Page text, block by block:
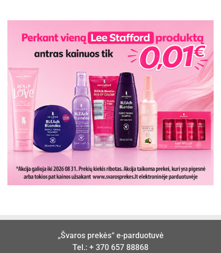
„Švaros prekės“ e-parduotuvė
Tel.: + 370 657 88868